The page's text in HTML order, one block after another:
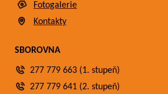
Fotogalerie
Kontakty
SBOROVNA
277 779 663 (1. stupeň)
277 779 641 (2. stupeň)